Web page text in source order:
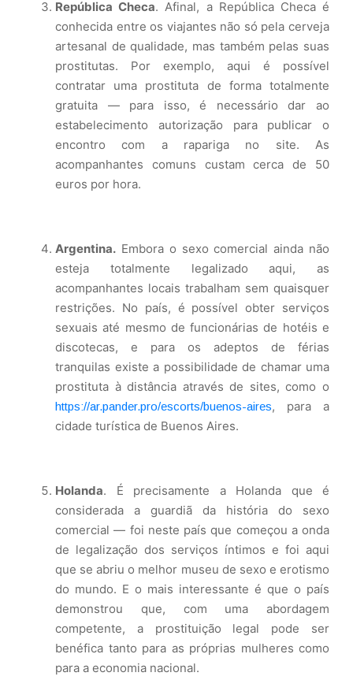
República Checa. Afinal, a República Checa é
conhecida entre os viajantes não só pela cerveja
artesanal de qualidade, mas também pelas suas
prostitutas. Por exemplo, aqui é possível
contratar uma prostituta de forma totalmente
gratuita — para isso, é necessário dar ao
estabelecimento autorização para publicar o
encontro com a rapariga no site. As
acompanhantes comuns custam cerca de 50
euros por hora.
Argentina. Embora o sexo comercial ainda não
esteja totalmente legalizado aqui, as
acompanhantes locais trabalham sem quaisquer
restrições. No país, é possível obter serviços
sexuais até mesmo de funcionárias de hotéis e
discotecas, e para os adeptos de férias
tranquilas existe a possibilidade de chamar uma
prostituta à distância através de sites, como o
https://ar.pander.pro/escorts/buenos-aires, para a
cidade turística de Buenos Aires.
Holanda. É precisamente a Holanda que é
considerada a guardiã da história do sexo
comercial — foi neste país que começou a onda
de legalização dos serviços íntimos e foi aqui
que se abriu o melhor museu de sexo e erotismo
do mundo. E o mais interessante é que o país
demonstrou que, com uma abordagem
competente, a prostituição legal pode ser
benéfica tanto para as próprias mulheres como
para a economia nacional.